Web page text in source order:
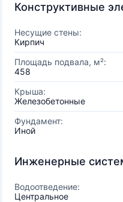
Конструктивные
Несущие стены:
Кирпич
Площадь подвала, м²:
458
Крыша:
Железобетонные
Фундамент:
Иной
Инженерные
Водоотведение:
Центральное